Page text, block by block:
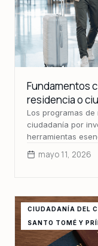
Fundamentos
residencia o
Los programas
ciudadanía por
herramientas
mayo 11, 2026
CIUDADANÍA DEL
SANTO TOMÉ Y